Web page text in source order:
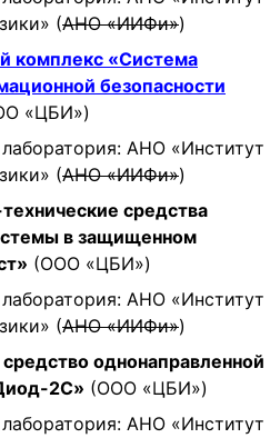
(АНО «ИИФи»)
комплекс «Система
безопасности
«ЦБИ»)
АНО «Институт
(АНО «ИИФи»)
средства
в защищенном
(ООО «ЦБИ»)
АНО «Институт
(АНО «ИИФи»)
однонаправленной
2С» (ООО «ЦБИ»)
АНО «Институт